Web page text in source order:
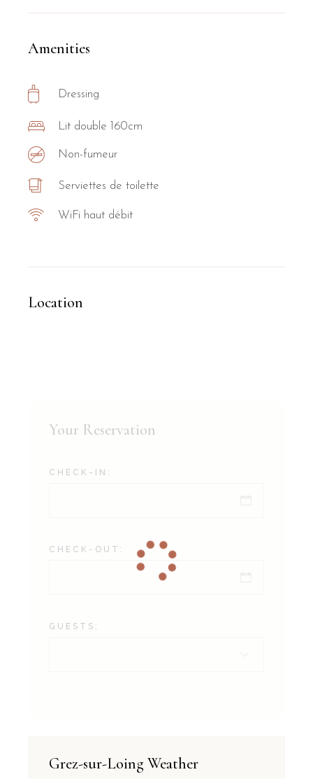
Amenities
Dressing
Lit double 160cm
Non-fumeur
Serviettes de toilette
WiFi haut débit
Location
Your Reservation
CHECK-IN:
CHECK-OUT:
GUESTS:
Grez-sur-Loing Weather